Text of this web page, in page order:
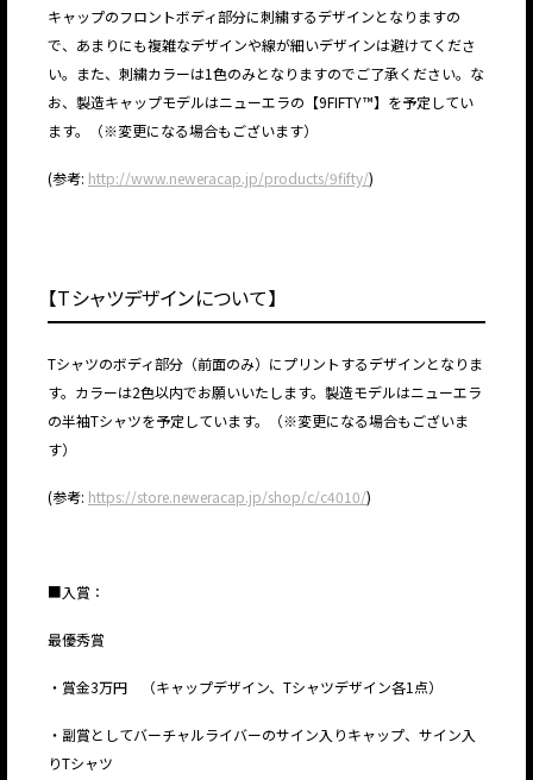
キャップのフロントボディ部分に刺繍するデザインとなりますの
で、あまりにも複雑なデザインや線が細いデザインは避けてくださ
い。また、刺繍カラーは1色のみとなりますのでご了承ください。な
お、製造キャップモデルはニューエラの【9FIFTY™】を予定してい
ます。（※変更になる場合もございます）
(参考: http://www.neweracap.jp/products/9fifty/)
【Tシャツデザインについて】
Tシャツのボディ部分（前面のみ）にプリントするデザインとなりま
す。カラーは2色以内でお願いいたします。製造モデルはニューエラ
の半袖Tシャツを予定しています。（※変更になる場合もございま
す）
(参考: https://store.neweracap.jp/shop/c/c4010/)
■入賞：
最優秀賞
・賞金3万円 （キャップデザイン、Tシャツデザイン各1点）
・副賞としてバーチャルライバーのサイン入りキャップ、サイン入
りTシャツ